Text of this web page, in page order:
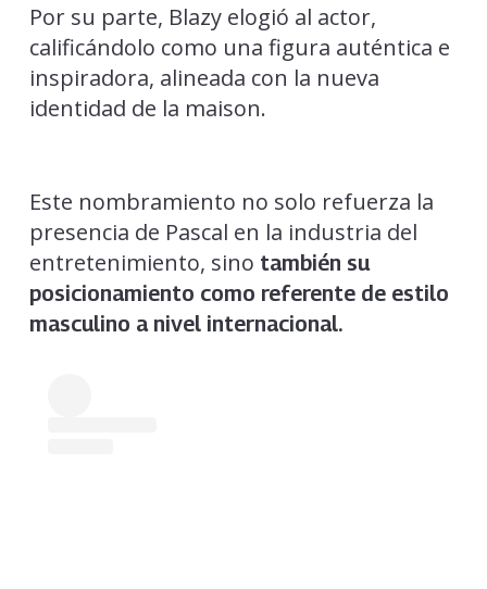
Por su parte, Blazy elogió al actor,
calificándolo como una figura auténtica e
inspiradora, alineada con la nueva
identidad de la maison.
Este nombramiento no solo refuerza la
presencia de Pascal en la industria del
entretenimiento, sino también su
posicionamiento como referente de estilo
masculino a nivel internacional.